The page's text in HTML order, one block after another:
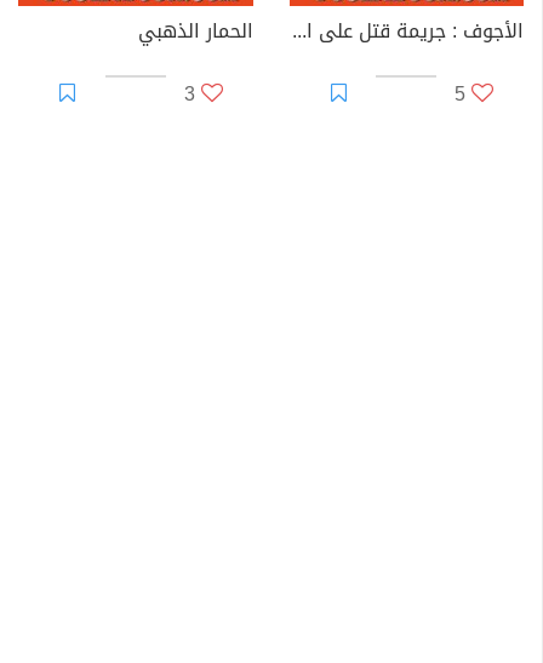
الأجوف : جريمة قتل على المسبح أسرار عائلية غامضة
5
الحمار الذهبي
3